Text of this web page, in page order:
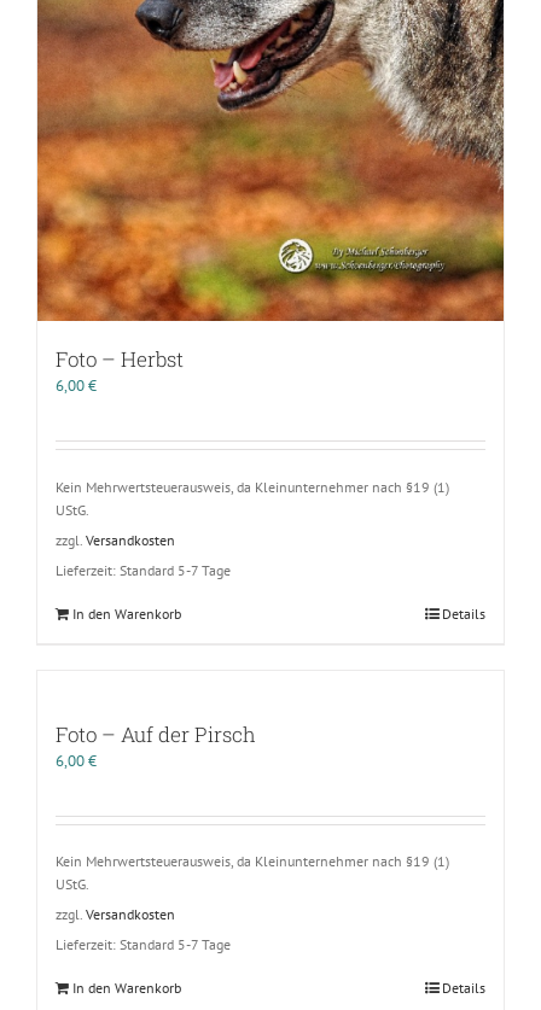
Foto – Herbst
6,00€
Kein Mehrwertsteuerausweis, da Kleinunternehmer nach §19 (1)
UStG.
zzgl. Versandkosten
Lieferzeit: Standard 5-7 Tage
In den Warenkorb Details
Foto – Auf der Pirsch
6,00€
Kein Mehrwertsteuerausweis, da Kleinunternehmer nach §19 (1)
UStG.
zzgl. Versandkosten
Lieferzeit: Standard 5-7 Tage
In den Warenkorb Details